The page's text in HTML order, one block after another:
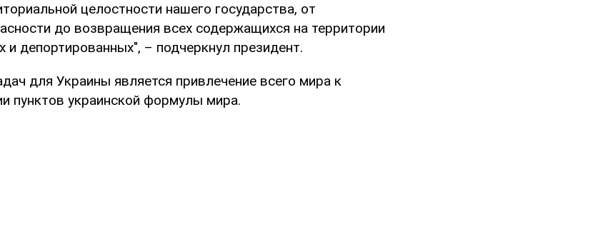
целостности нашего государства, от
до возвращения всех содержащихся на территории
и депортированных", – подчеркнул президент.
для Украины является привлечение всего мира к
пунктов украинской формулы мира.